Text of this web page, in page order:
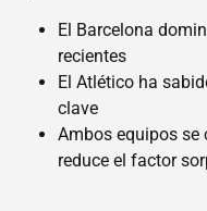
El Barcelona
recientes
El Atlético ha
clave
Ambos equipos se
reduce el factor